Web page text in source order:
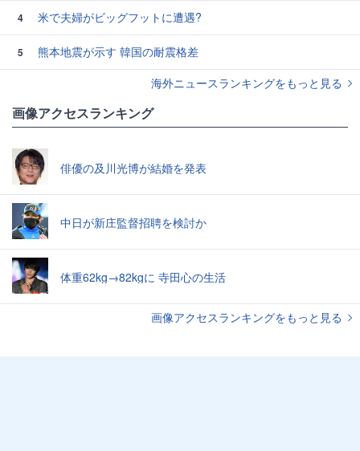
4 米で夫婦がビッグフットに遭遇?
5
熊本地震が示す 韓国の耐震格差
海外ニュースランキングをもっと見る
画像アクセスランキング
俳優の及川光博が結婚を発表
中日が新庄監督招聘を検討か
体重62kg→82kgに 寺田心の生活
画像アクセスランキングをもっと見る